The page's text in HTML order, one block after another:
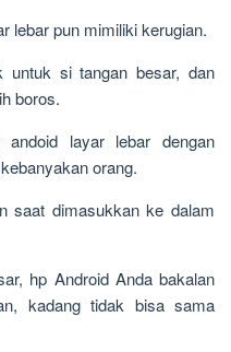
lebar pun mimiliki kerugian.
untuk si tangan besar, dan
boros.
layar lebar dengan
orang.
saat dimasukkan ke dalam
hp Android Anda bakalan
kadang tidak bisa sama